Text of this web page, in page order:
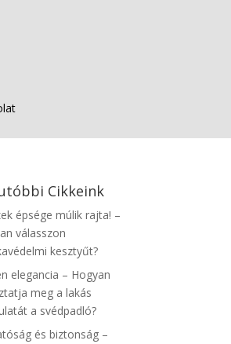
Cikkeink
épsége múlik rajta! –
válasszon
kesztyűt?
elegancia – Hogyan
meg a lakás
a svédpadló?
és biztonság –